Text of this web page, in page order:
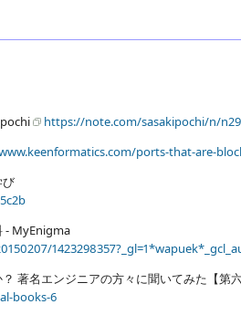
https://note.com/sasakipochi/n/
ports-that-are-
び
- MyEnigma
著名エンジニアの方々に聞いてみた【第
books-6